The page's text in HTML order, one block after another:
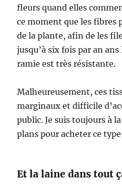
fleurs quand elles
ce moment que les fibres
de la plante, afin de les
jusqu’à six fois par an
ramie est très résistante.
Malheureusement, ces
marginaux et difficile
public. Je suis toujours à
plans pour acheter ce
Et la laine dans tout